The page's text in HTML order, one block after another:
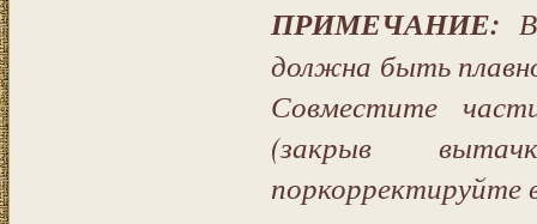
ПРИМЕЧАНИЕ:
должна быть
Совместите
(закрыв
поркорректируйте